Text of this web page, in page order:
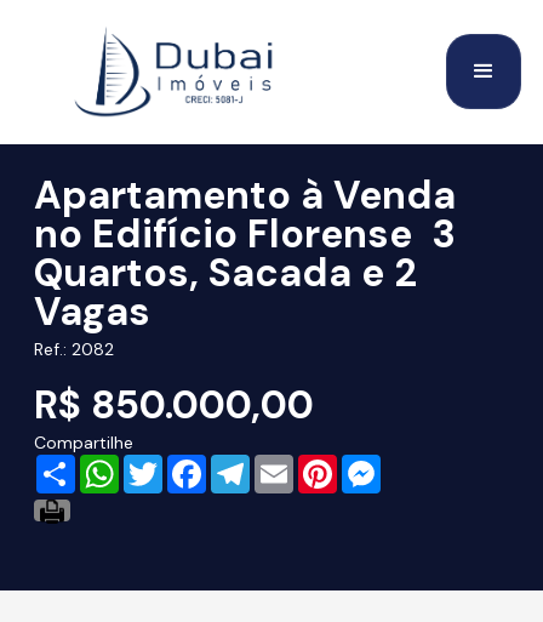
Apartamento à Venda
no Edifício Florense  3
Quartos, Sacada e 2
Vagas
Ref.: 2082
R$ 850.000,00
Compartilhe
Share WhatsApp
TwitterFacebookTelegram
Email Pinterest